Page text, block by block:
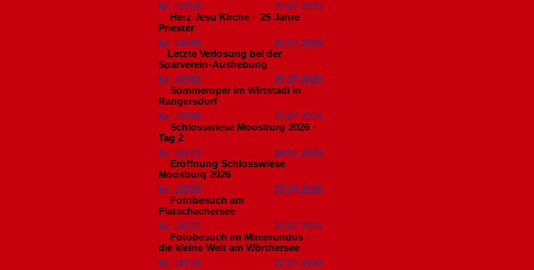
Nr. 18784
26.07.2026
Herz Jesu Kirche – 25 Jahre
Priester
Nr. 18783
25.07.2026
​Letzte Verlosung bei der
Sparverein-Aushebung
Nr. 18782
25.07.2026
Sommeroper im Wirtstadl in
Rangersdorf
Nr. 18780
25.07.2026
Schlosswiese Moosburg 2026 -
Tag 2
Nr. 18779
24.07.2026
Eröffnung Schlosswiese
Moosburg 2026
Nr. 18778
23.07.2026
Fotobesuch am
Flatschachersee
Nr. 18777
23.07.2026
Fotobesuch im Minimundus -
die kleine Welt am Wörthersee
Nr. 18776
22.07.2026